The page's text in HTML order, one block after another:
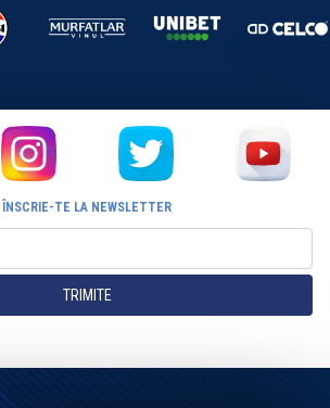
ÎNSCRIE-TE LA NEWSLETTER
TRIMITE